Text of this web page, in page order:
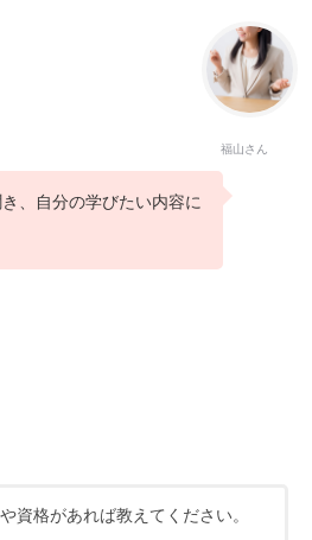
福山さん
、自分の学びたい内容に
資格があれば教えてください。